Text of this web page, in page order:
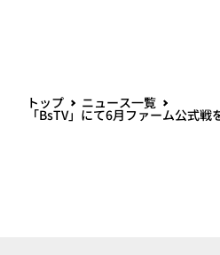
トップ ニュース一覧
「BsTV」にて6月ファーム公式戦